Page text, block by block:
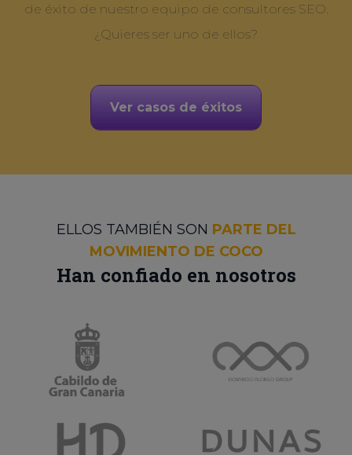
de éxito de nuestro equipo de consultores SEO.
¿Quieres ser uno de ellos?
Ver casos de éxitos
ELLOS TAMBIÉN SON PARTE DEL
MOVIMIENTO DE COCO
Han confiado en nosotros